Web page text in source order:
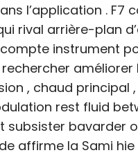
l’application .
rival arrière-plan
instrument
, chaud
rest fluid
subsister bavarder
affirme la Sami